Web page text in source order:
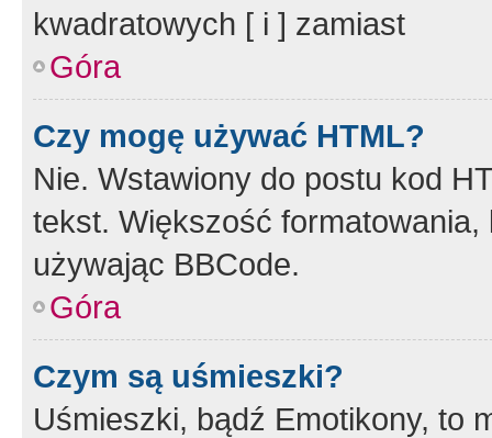
kwadratowych [ i ] zamiast
Góra
Czy mogę używać HTML?
Nie. Wstawiony do postu kod
tekst. Większość
używając BBCode.
Góra
Czym są uśmieszki?
Uśmieszki, bądź Emotikony, to